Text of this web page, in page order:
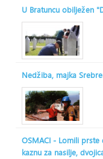
U Bratuncu obilježen
Nedžiba, majka
OSMACI - Lomili prste
kaznu za nasilje,